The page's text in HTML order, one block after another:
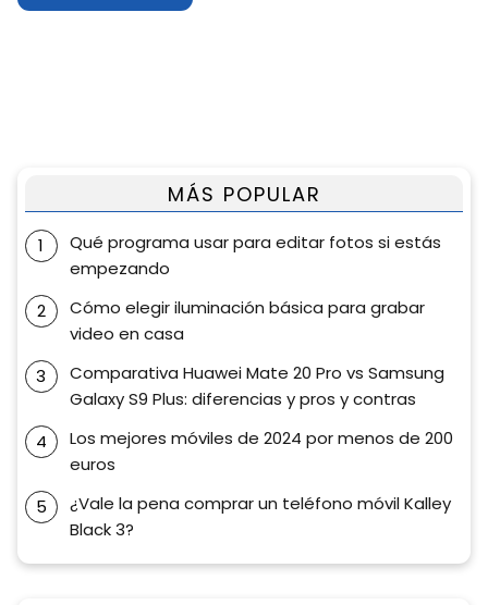
MÁS POPULAR
Qué programa usar para editar fotos si estás
empezando
Cómo elegir iluminación básica para grabar
video en casa
Comparativa Huawei Mate 20 Pro vs Samsung
Galaxy S9 Plus: diferencias y pros y contras
Los mejores móviles de 2024 por menos de 200
euros
¿Vale la pena comprar un teléfono móvil Kalley
Black 3?